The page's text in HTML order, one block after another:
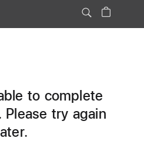
to complete
Please try again
later.